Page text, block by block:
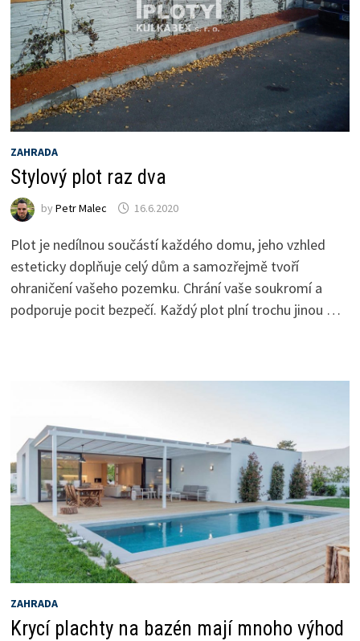
ZAHRADA
Stylový plot raz dva
by Petr Malec 16.6.2020
Plot je nedílnou součástí každého domu, jeho vzhled
esteticky doplňuje celý dům a samozřejmě tvoří
ohraničení vašeho pozemku. Chrání vaše soukromí a
podporuje pocit bezpečí. Každý plot plní trochu jinou …
ZAHRADA
Krycí plachty na bazén mají mnoho výhod